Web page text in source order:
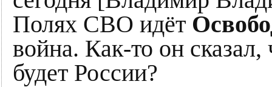
Полях СВО идёт
война. Как-то он сказал,
будет России?